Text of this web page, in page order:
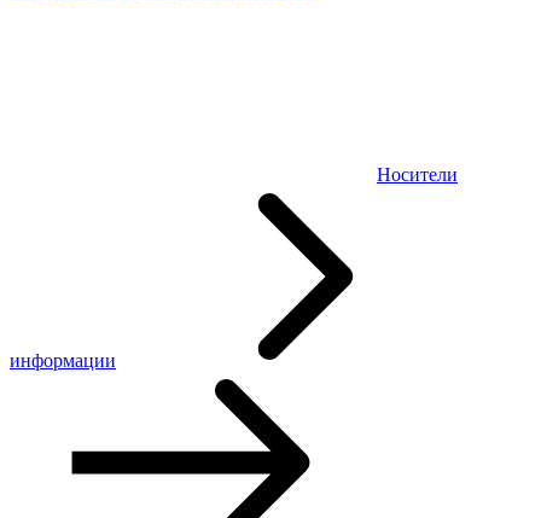
Носители
информации